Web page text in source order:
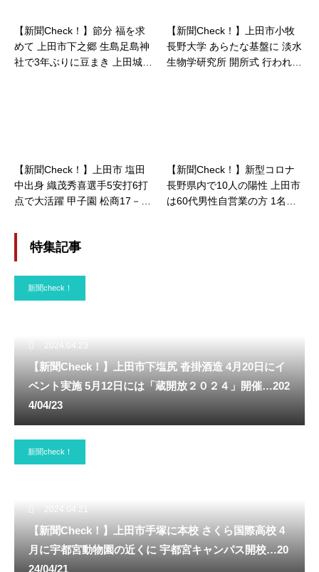
【新聞Check！】節分 福を求
めて 上田市下之郷 生島足島神
社で3年ぶりに豆まき 上田城跡
【新聞Check！】上田市小牧
長野大学 あらたな基盤に 淡水
生物学研究所 開所式 行われ
【新聞Check！】上田市 塩田
中出身 織茂秀喜選手5安打6打
点で大活躍 甲子園 松商17－4
2
【新聞Check！】新型コロナ
長野県内で10人の陽性 上田市
は60代男性自営業の方 1名陽
特集記事
新聞check！
2024.04.23
【新聞Check！】上田市下塩尻 沓掛酒造 4月20日にイ
ベント実施 5月12日には「蔵開放２０２４」開催…202
4/04/23
新聞check！
2024.04.21
【新聞Check！】上田市手塚に本校 さくら国際高校 4
月に宇都宮動物園の近くに 宇都宮キャンパス開校…20
24/04/21